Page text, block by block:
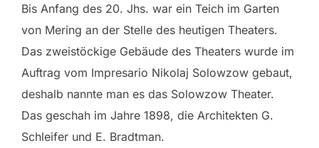
Bis Anfang des 20. Jhs. war ein Teich im Garten
von Mering an der Stelle des heutigen Theaters.
Das zweistöckige Gebäude des Theaters wurde im
Auftrag vom Impresario Nikolaj Solowzow gebaut,
deshalb nannte man es das Solowzow Theater.
Das geschah im Jahre 1898, die Architekten G.
Schleifer und E. Bradtman.